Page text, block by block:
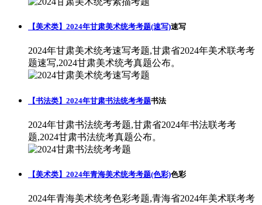
【美术类】2024年甘肃美术统考考题(速写)速写
2024年甘肃美术统考速写考题,甘肃省2024年美术联考考
题速写,2024甘肃美术统考真题公布。
【书法类】2024年甘肃书法统考考题书法
2024年甘肃书法统考考题,甘肃省2024年书法联考考
题,2024甘肃书法统考真题公布。
【美术类】2024年青海美术统考考题(色彩)色彩
2024年青海美术统考色彩考题,青海省2024年美术联考考